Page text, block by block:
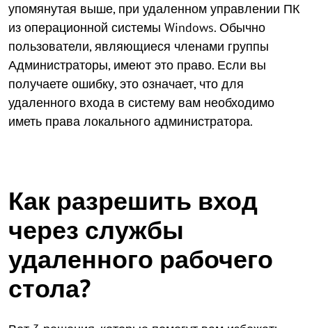
упомянутая выше, при удаленном управлении ПК
из операционной системы Windows. Обычно
пользователи, являющиеся членами группы
Администраторы, имеют это право. Если вы
получаете ошибку, это означает, что для
удаленного входа в систему вам необходимо
иметь права локального администратора.
Как разрешить вход
через службы
удаленного рабочего
стола?